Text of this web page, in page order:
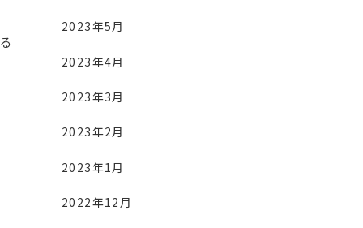
2023年5月
2023年4月
2023年3月
2023年2月
2023年1月
2022年12月